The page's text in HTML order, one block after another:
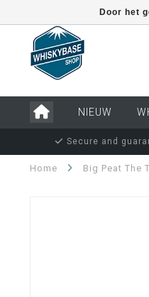
NIEUW
Secure and
Home Big Peat The
Door het